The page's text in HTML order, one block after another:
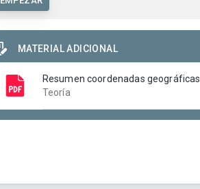
MATERIAL ADICIONAL
Resumen coordenadas geográficas
Teoría